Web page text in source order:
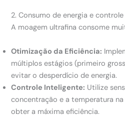
2. Consumo de energia e
A moagem ultrafina consome
Otimização da Eficiência:
múltiplos estágios (primeiro
evitar o desperdício de energia.
Controle Inteligente: Utilize
concentração e a temperatura
obter a máxima eficiência.